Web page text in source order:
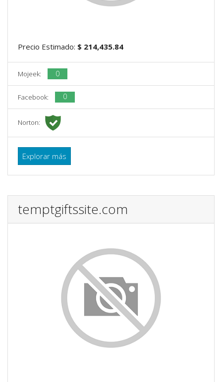
Precio Estimado: $ 214,435.84
Mojeek: 0
Facebook: 0
Norton:
Explorar más
temptgiftssite.com